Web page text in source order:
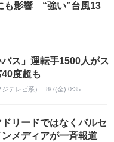
も影響 “強い”台風13
ス」運転手1500人がス
度超も
テレビ系） 8/7(金) 0:35
リードではなくバルセ
メディアが一斉報道